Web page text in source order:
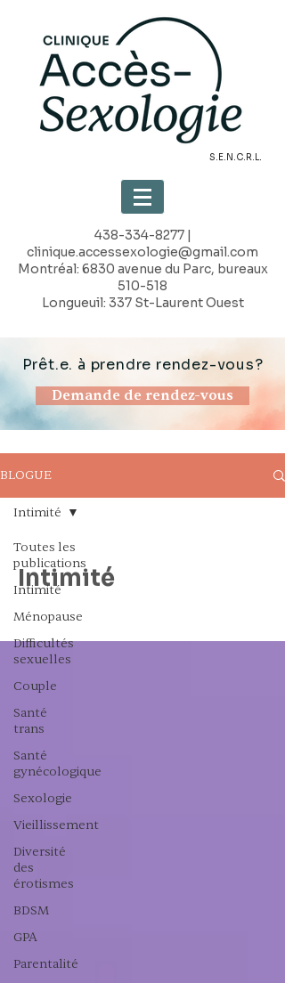
S.E.N.C.R.L.
438-334-8277|
clinique.accessexologie@gmail.com
Montréal: 6830 avenue du Parc, bureaux
510-518
Longueuil: 337 St-Laurent Ouest
Prêt.e. à prendre rendez-vous?
Demande de rendez-vous
BLOGUE
Toutes les
publications
Intimité
Ménopause
Difficultés
sexuelles
Couple
Santé
trans
Santé
gynécologique
Sexologie
Vieillissement
Diversité
des
érotismes
BDSM
GPA
Parentalité
Intimité
Intimité